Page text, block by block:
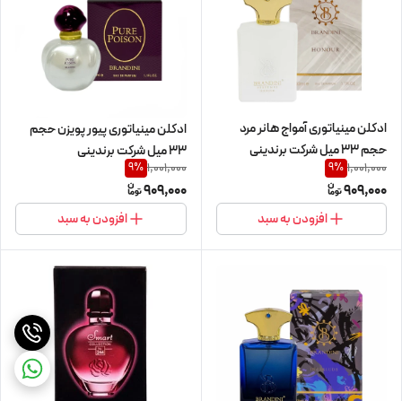
ادکلن مینیاتوری آمواج هانر مرد
حجم 33 میل شرکت برندینی
1,001,000
9%
909,000
افزودن به سبد
ادکلن مینیاتوری پیور پویزن حجم
33 میل شرکت برندینی
1,001,000
9%
909,000
افزودن به سبد